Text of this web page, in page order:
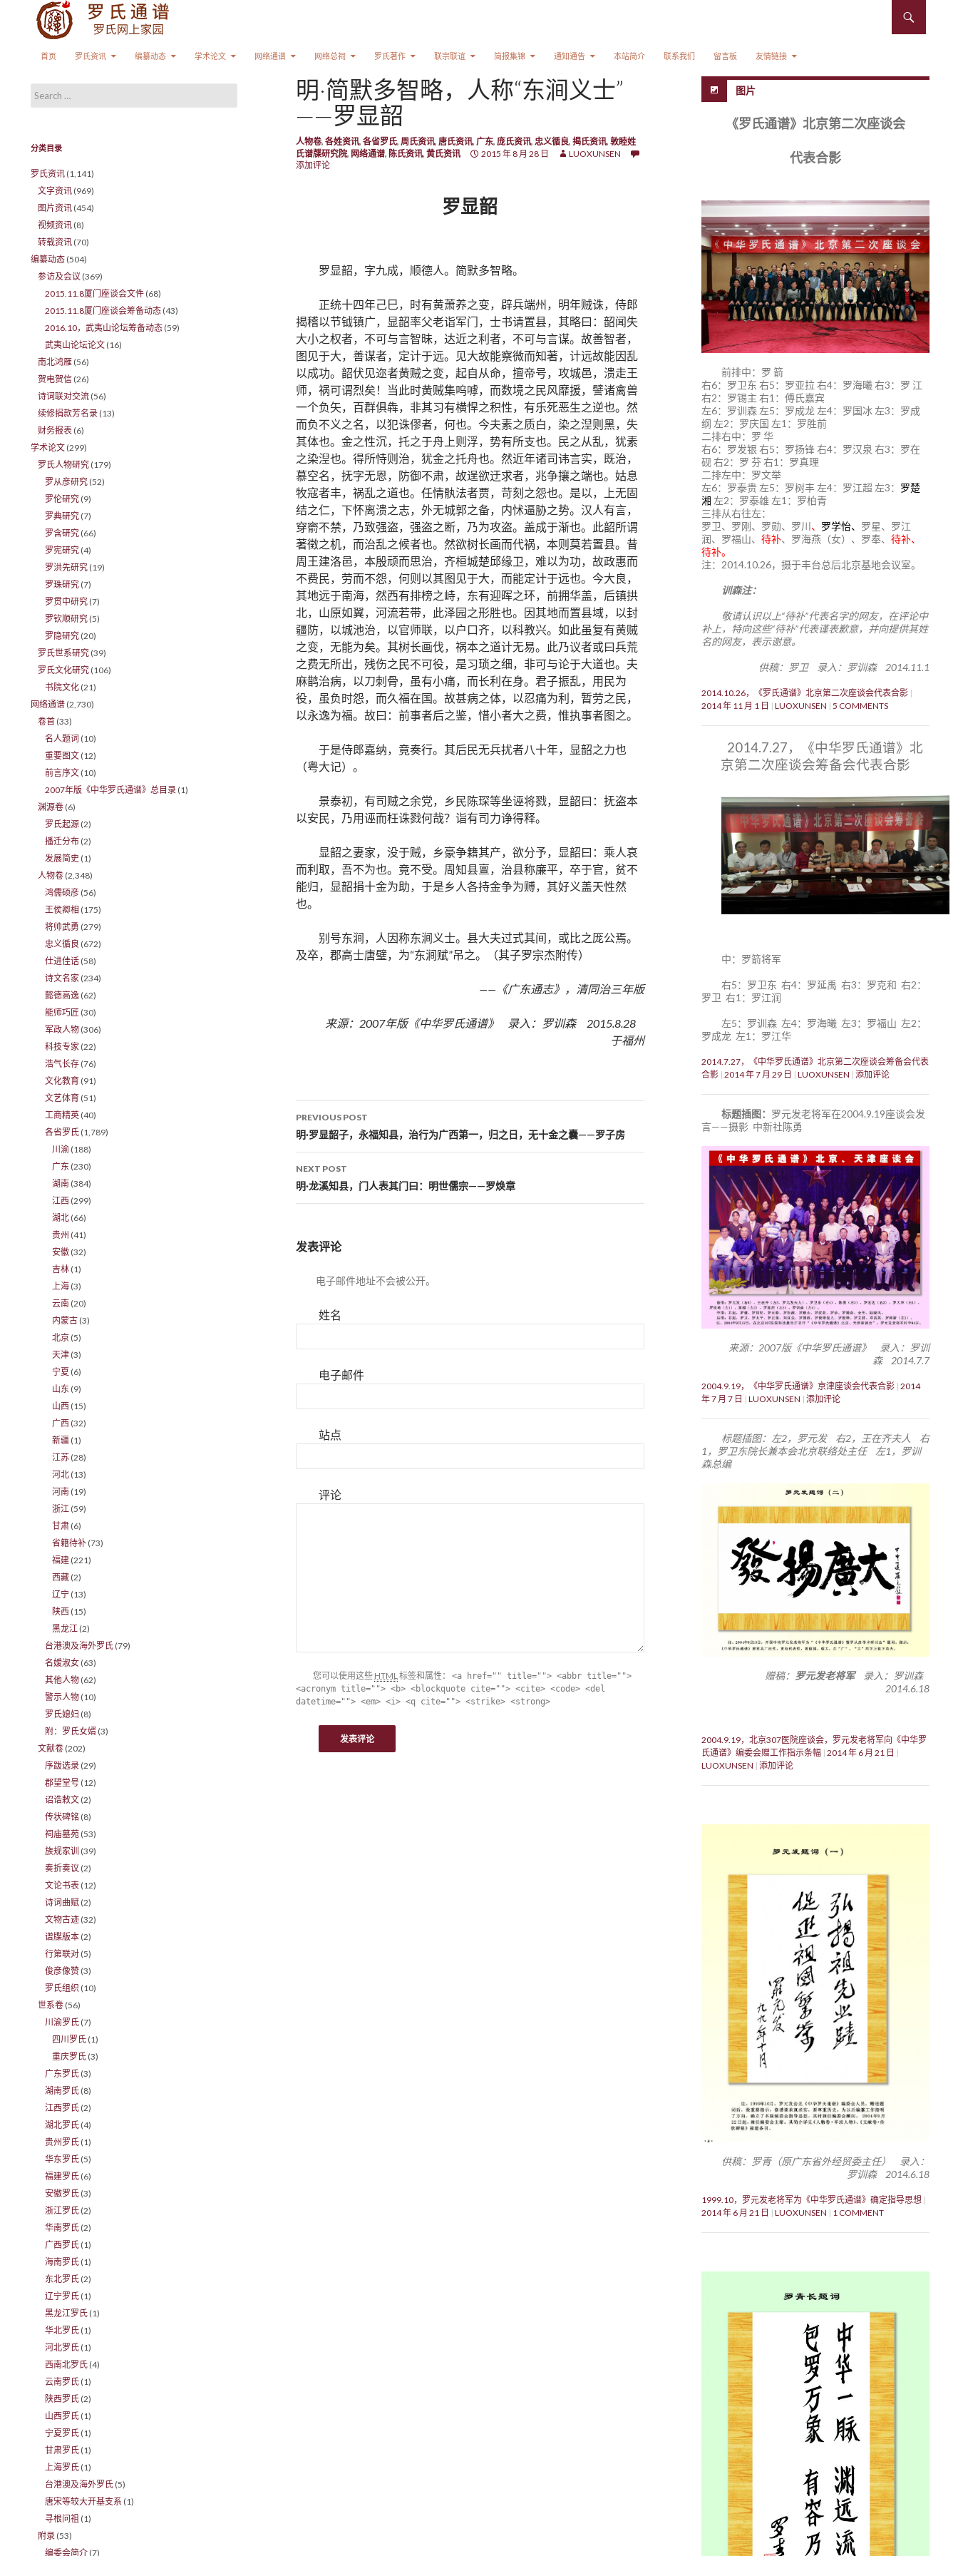
首页
罗氏资讯 编纂动态 学术论文 网络通谱 网络总祠 罗氏著作 联宗联谊 简报集锦 通知通告 本站简介 联系我们 留言板 友情链接
明·简默多智略，人称“东涧义士”
——罗显韶
人物卷, 各姓资讯, 各省罗氏, 周氏资讯, 唐氏资讯, 广东, 庞氏资讯, 忠义循良, 揭氏资讯, 敦睦姓
氏谱牒研究院, 网络通谱, 陈氏资讯, 黄氏资讯 2015 年 8 月 28 日
LUOXUNSEN
添加评论
罗显韶
罗显韶，字九成，顺德人。简默多智略。
正统十四年己巳，时有黄萧养之变，辟兵端州，明年贼诛，侍郎
揭稽以节钺镇广，显韶率父老诣军门，士书请置县，其略曰：韶闻失
大小之权者，不可与言智昧，达近之利者，不可与言谋。故善智者，
图见于大，善谋者，定计于远。见大故能察微而知著，计远故能因乱
以成功。韶伏见迩者黄贼之变，起自从命，擅帝号，攻城邑，溃走王
师，祸可谓烈矣！当此时黄贼集呜嘑，而数境之民风靡援，譬诸禽兽
一个负矢，百群俱犇，非其习有横悍之积性，有乐死恶生之逆也。然
而负不义之名，以犯诛僇者，何也。今夫素之质白，染之湼则黑，失
其体也。金之性沉，托之于舟上则浮，势有所支也。民之从乱，犹素
之染湼也。得所恃则治，犹金之托舟也。然近年诸司讳言实，既治，
慕空名，抚字无恩，防御不肃，故逞欲迂求者，兆争攘之端也。姑息
牧寇者丰，祸乱之道也。任情骫法者贾，苛刻之怨也。是以，上无固
结之仁，下怀离溃之志，外无城郭之备，内怵逼胁之势。汉人有言，
穿窬不禁，乃致强盗，强盗之断，乃为攻盗。盖成于渐也。此韶所谓
著徵之机，而治乱之候者也。然欲树长画而代祸，本则莫若置县。昔
周王建洛邑，本殷顽而思治，齐桓城楚邱缘卫，难以为功，故政惠而
不费民，劳而不怨，何则以其图见于大，而能定计于远也。今大良，
其地远于南海，然西有排榜之峙，东有迎晖之环，前拥华盖，后镇拱
北，山原如翼，河流若带，此泽园之形胜也。因其地而置县域，以封
疆防，以城池治，以官师联，以户口齐，以科教兴。如此虽复有黄贼
之变，无能为矣。其树长画伐，祸本之道计无易。此乃议者或曰兵荒
之费无所出，残伤之民不可役，是习琐之细，非可与论于大道也。夫
麻鹊治病，以刀刺骨，虽有小痛，而长利在身。君子振乱，用民为
役，虽负时怨，而久福在国。故甚病之体，以忍痛为利，暂劳之民，
以永逸为福。故曰：前事者后之鉴，惜小者大之费，惟执事者图之。
于是侍郎嘉纳，竟奏行。其后民无兵扰者八十年，显韶之力也
（粤大记）。
景泰初，有司贼之余党，乡民陈琛等坐诬将戮，显韶曰：抚盗本
以安民，乃用诬而枉诛戮何哉？诣有司力诤得释。
显韶之妻家，没于贼，乡豪争籍其产，欲分予，显韶曰：乘人哀
而利取，吾不为也。竟不受。周知县亶，治县称廉平，卒于官，贫不
能归，显韶捐十金为助，于是乡人各持金争为赙，其好义盖天性然
也。
别号东涧，人因称东涧义士。县大夫过式其间，或比之厐公焉。
及卒，郡高士唐璧，为“东涧赋”吊之。（其子罗宗杰附传）
——《广东通志》，清同治三年版
来源：2007年版《中华罗氏通谱》 录入：罗训森 2015.8.28
于福州
Post navigation
PREVIOUS POST
明·罗显韶子，永福知县，治行为广西第一，归之日，无十金之囊——罗子房
NEXT POST
明·龙溪知县，门人表其门曰：明世儒宗——罗焕章
发表评论
电子邮件地址不会被公开。
姓名
电子邮件
站点
评论
您可以使用这些 HTML标签和属性： <a href="" title=""> <abbr title="">
<acronym title=""> <b> <blockquote cite=""> <cite> <code> <del
datetime=""> <em> <i> <q cite=""> <strike> <strong>
图片
《罗氏通谱》北京第二次座谈会
代表合影
前排中：罗 箭
右6：罗卫东 右5：罗亚拉 右4：罗海曦 右3：罗 江
右2：罗锡主 右1：傅氏嘉宾
左6：罗训森 左5：罗成龙 左4：罗国冰 左3：罗成
纲 左2：罗庆国 左1：罗胜前
二排右中：罗 华
右6：罗发银 右5：罗扬锋 右4：罗汉泉 右3：罗在
砚 右2：罗 芬 右1：罗真理
二排左中：罗文举
左6：罗泰贵 左5：罗树丰 左4：罗江超 左3： 罗楚
湘 左2：罗泰雄 左1：罗柏青
三排从右往左：
罗卫、罗刚、罗勋、罗川、 罗学怡、 罗星、罗江
润、罗福山、 待补、罗海燕（女）、罗奉、 待补、
待补。
注：2014.10.26，摄于丰台总后北京基地会议室。
训森注：
敬请认识以上“待补”代表名字的网友，在评论中
补上，特向这些“待补”代表谨表歉意，并向提供其姓
名的网友，表示谢意。
供稿：罗卫 录入：罗训森 2014.11.1
2014.10.26，《罗氏通谱》北京第二次座谈会代表合影
2014 年 11 月 1 日
LUOXUNSEN 5 COMMENTS
2014.7.27，《中华罗氏通谱》北
京第二次座谈会筹备会代表合影
中：罗箭将军
右5：罗卫东 右4：罗延禹 右3：罗克和 右2：
罗卫 右1：罗江润
左5：罗训森 左4：罗海曦 左3：罗福山 左2：
罗成龙 左1：罗江华
2014.7.27，《中华罗氏通谱》北京第二次座谈会筹备会代表
合影 2014 年 7 月 29 日 LUOXUNSEN 添加评论
标题插图： 罗元发老将军在2004.9.19座谈会发
言——摄影 中新社陈勇
来源：2007版《中华罗氏通谱》 录入：罗训
森 2014.7.7
2004.9.19，《中华罗氏通谱》京津座谈会代表合影 2014
年 7 月 7 日
LUOXUNSEN 添加评论
标题插图：左2，罗元发 右2，王在齐夫人 右
1，罗卫东院长兼本会北京联络处主任 左1，罗训
森总编
赠稿： 罗元发老将军录入：罗训森
2014.6.18
2004.9.19，北京307医院座谈会，罗元发老将军向《中华罗
氏通谱》编委会赠工作指示条幅 2014 年 6 月 21 日
LUOXUNSEN 添加评论
供稿：罗青（原广东省外经贸委主任） 录入：
罗训森 2014.6.18
1999.10，罗元发老将军为《中华罗氏通谱》确定指导思想
2014 年 6 月 21 日
LUOXUNSEN 1 COMMENT
Search for:
分类目录
罗氏资讯 (1,141)
文字资讯 (969)
图片资讯 (454)
视频资讯 (8)
转载资讯 (70)
编纂动态 (504)
参访及会议 (369)
2015.11.8厦门座谈会文件 (68)
2015.11.8厦门座谈会筹备动态 (43)
2016.10，武夷山论坛筹备动态 (59)
武夷山论坛论文 (16)
南北鸿雁 (56)
贺电贺信 (26)
诗词联对交流 (56)
续修捐款芳名录 (13)
财务报表 (6)
学术论文 (299)
罗氏人物研究 (179)
罗从彦研究 (52)
罗伦研究 (9)
罗典研究 (7)
罗含研究 (66)
罗宪研究 (4)
罗洪先研究 (19)
罗珠研究 (7)
罗贯中研究 (7)
罗钦顺研究 (5)
罗隐研究 (20)
罗氏世系研究 (39)
罗氏文化研究 (106)
书院文化 (21)
网络通谱 (2,730)
卷首 (33)
名人题词 (10)
重要图文 (12)
前言序文 (10)
2007年版《中华罗氏通谱》总目录 (1)
渊源卷 (6)
罗氏起源 (2)
播迁分布 (2)
发展简史 (1)
人物卷 (2,348)
鸿儒硕彦 (56)
王侯卿相 (175)
将帅武勇 (279)
忠义循良 (672)
仕进佳话 (58)
诗文名家 (234)
懿德高逸 (62)
能师巧匠 (30)
军政人物 (306)
科技专家 (22)
浩气长存 (76)
文化教育 (91)
文艺体育 (51)
工商精英 (40)
各省罗氏 (1,789)
川渝 (188)
广东 (230)
湖南 (384)
江西 (299)
湖北 (66)
贵州 (41)
安徽 (32)
吉林 (1)
上海 (3)
云南 (20)
内蒙古 (3)
北京 (5)
天津 (3)
宁夏 (6)
山东 (9)
山西 (15)
广西 (32)
新疆 (1)
江苏 (28)
河北 (13)
河南 (19)
浙江 (59)
甘肃 (6)
省籍待补 (73)
福建 (221)
西藏 (2)
辽宁 (13)
陕西 (15)
黑龙江 (2)
台港澳及海外罗氏 (79)
名嫒淑女 (63)
其他人物 (62)
警示人物 (10)
罗氏媳妇 (8)
附：罗氏女婿 (3)
文献卷 (202)
序跋选录 (29)
郡望堂号 (12)
诏诰敕文 (2)
传状碑铭 (8)
祠庙墓苑 (53)
族规家训 (39)
奏折奏议 (2)
文论书表 (12)
诗词曲赋 (2)
文物古迹 (32)
谱牒版本 (2)
行第联对 (5)
俊彦像赞 (3)
罗氏组织 (10)
世系卷 (56)
川渝罗氏 (7)
四川罗氏 (1)
重庆罗氏 (3)
广东罗氏 (3)
湖南罗氏 (8)
江西罗氏 (2)
湖北罗氏 (4)
贵州罗氏 (1)
华东罗氏 (5)
福建罗氏 (6)
安徽罗氏 (3)
浙江罗氏 (2)
华南罗氏 (2)
广西罗氏 (1)
海南罗氏 (1)
东北罗氏 (2)
辽宁罗氏 (1)
黑龙江罗氏 (1)
华北罗氏 (1)
河北罗氏 (1)
西南北罗氏 (4)
云南罗氏 (1)
陕西罗氏 (2)
山西罗氏 (1)
宁夏罗氏 (1)
甘肃罗氏 (1)
上海罗氏 (1)
台港澳及海外罗氏 (5)
唐宋等较大开基支系 (1)
寻根问祖 (1)
附录 (53)
编委会简介 (7)